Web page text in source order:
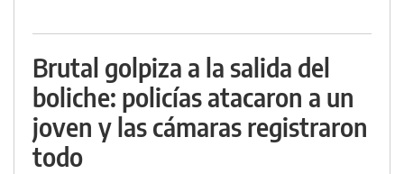
Brutal golpiza a la salida del
boliche: policías atacaron a un
joven y las cámaras registraron
todo